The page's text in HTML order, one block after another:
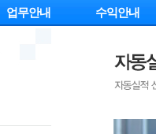
업무안내 수익안내